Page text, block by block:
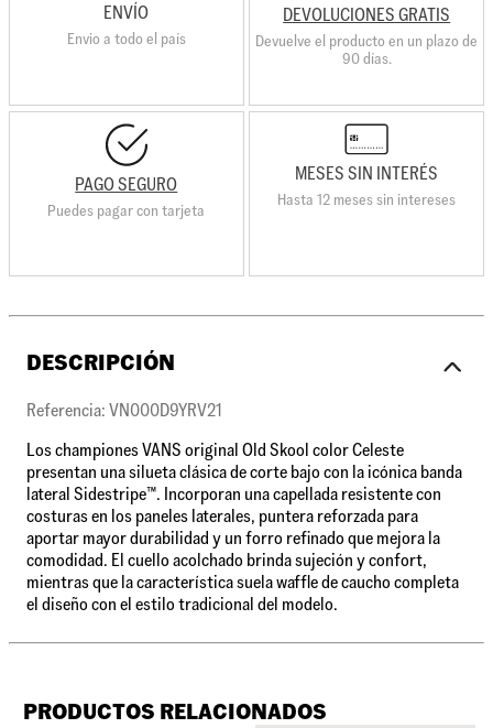
ENVÍO
Envio a todo el país
DEVOLUCIONES GRATIS
Devuelve el producto en un plazo de
90 días.
PAGO SEGURO
Puedes pagar con tarjeta
MESES SIN INTERÉS
Hasta 12 meses sin intereses
DESCRIPCIÓN
Referencia: VN000D9YRV21
Los championes VANS original Old Skool color Celeste
presentan una silueta clásica de corte bajo con la icónica banda
lateral Sidestripe™. Incorporan una capellada resistente con
costuras en los paneles laterales, puntera reforzada para
aportar mayor durabilidad y un forro refinado que mejora la
comodidad. El cuello acolchado brinda sujeción y confort,
mientras que la característica suela waffle de caucho completa
el diseño con el estilo tradicional del modelo.
PRODUCTOS RELACIONADOS